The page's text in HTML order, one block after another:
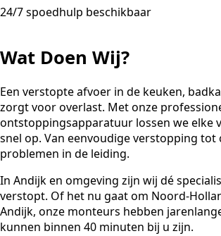
24/7 spoedhulp beschikbaar
Wat Doen Wij?
Een verstopte afvoer in de keuken,
zorgt voor overlast. Met onze
ontstoppingsapparatuur lossen we elke
snel op. Van eenvoudige verstopping tot
problemen in de leiding.
In Andijk en omgeving zijn wij dé
verstopt. Of het nu gaat om Noord-
Andijk, onze monteurs hebben
kunnen binnen 40 minuten bij u zijn.